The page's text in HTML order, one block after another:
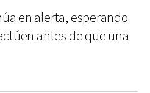
en alerta, esperando
antes de que una